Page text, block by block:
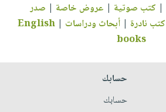
| كتب صوتية | عروض خاصة | صدر
كتب نادرة |أبحاث ودراسات |
English
books
حسابك
حسابك